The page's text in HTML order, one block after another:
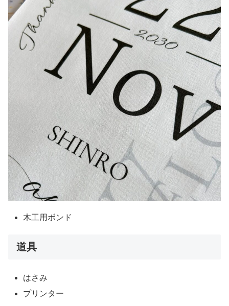
木工用ボンド
道具
はさみ
プリンター